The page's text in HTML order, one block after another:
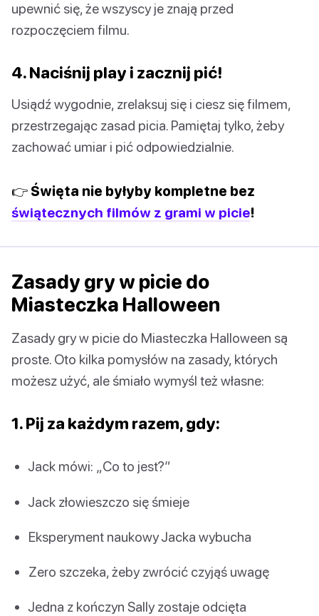
upewnić się, że wszyscy je znają przed
rozpoczęciem filmu.
4. Naciśnij play i zacznij pić!
Usiądź wygodnie, zrelaksuj się i ciesz się filmem,
przestrzegając zasad picia. Pamiętaj tylko, żeby
zachować umiar i pić odpowiedzialnie.
👉 Święta nie byłyby kompletne bez
świątecznych filmów z grami w picie!
Zasady gry w picie do
Miasteczka Halloween
Zasady gry w picie do Miasteczka Halloween są
proste. Oto kilka pomysłów na zasady, których
możesz użyć, ale śmiało wymyśl też własne:
1. Pij za każdym razem, gdy:
Jack mówi: „Co to jest?”
Jack złowieszczo się śmieje
Eksperyment naukowy Jacka wybucha
Zero szczeka, żeby zwrócić czyjąś uwagę
Jedna z kończyn Sally zostaje odcięta